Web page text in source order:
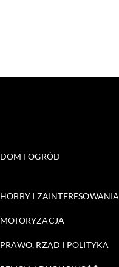
DOM I OGRÓD
HOBBY I ZAINTERESOWANIA
MOTORYZACJA
PRAWO, RZĄD I POLITYKA